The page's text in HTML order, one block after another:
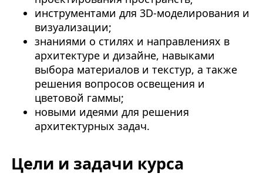
инструментами для 3D-моделирования и
визуализации;
знаниями о стилях и направлениях в
архитектуре и дизайне, навыками
выбора материалов и текстур, а также
решения вопросов освещения и
цветовой гаммы;
новыми идеями для решения
архитектурных задач.
Цели и задачи курса